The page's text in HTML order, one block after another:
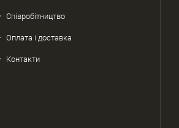
Співробітництво
Оплата і доставка
Контакти